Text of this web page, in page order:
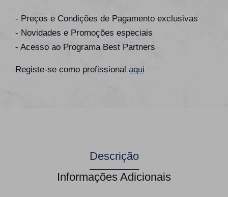
- Preços e Condições de Pagamento exclusivas
- Novidades e Promoções especiais
- Acesso ao Programa Best Partners
Registe-se como profissional aqui
Descrição
Informações Adicionais